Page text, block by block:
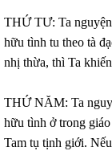
THỨ TƯ: Ta
hữu tình tu theo tà
nhị thừa, thì Ta
THỨ NĂM: Ta
hữu tình ở trong
Tam tụ tịnh giới.